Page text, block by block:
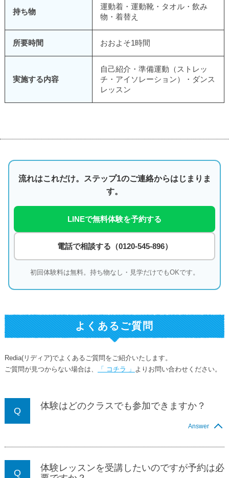
持ち物
運動着・運動靴・タオル・飲み
物・着替え
所要時間 おおよそ1時間
実施する内容
自己紹介・準備運動（ストレッ
チ・アイソレーション）・ダンス
レッスン
流れはこれだけ。ステップ1のご連絡からはじまりま
す。
LINEで無料体験を予約する
電話で相談する（0120-545-896）
初回体験料は無料。持ち物なし・見学だけでもOKです。
よくあるご質問
Redia(リディア)でよくあるご質問をご紹介いたします。
ご質問が見つからない場合は、
「 コチラ 」 よりお問い合わせください。
体験はどのクラスでも参加できますか？
Answer
体験レッスンを受講したいのですが予約は必